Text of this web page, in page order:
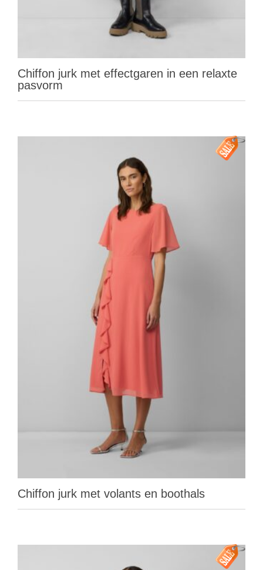
Chiffon jurk met effectgaren in een relaxte
pasvorm
Chiffon jurk met volants en boothals